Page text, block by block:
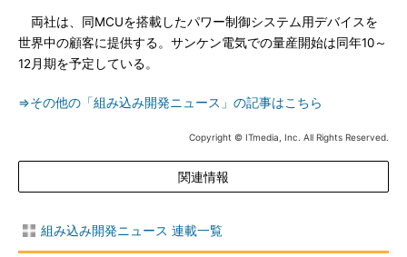
両社は、同MCUを搭載したパワー制御システム用デバイスを
世界中の顧客に提供する。サンケン電気での量産開始は同年10～
12月期を予定している。
⇒その他の「組み込み開発ニュース」の記事はこちら
Copyright © ITmedia, Inc. All Rights Reserved.
関連情報
組み込み開発ニュース 連載一覧